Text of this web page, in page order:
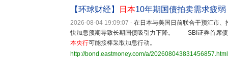
【环球财经】 日本10年期国债拍卖需求疲弱
2026-08-04 19:09:07 - 在日本与美国日前联合干预汇市
快加息预期导致长期国债吸引力下降。 SBI证券首席债
本央行可能接棒采取加息行动。
http://bond.eastmoney.com/a/202608043831456857.html